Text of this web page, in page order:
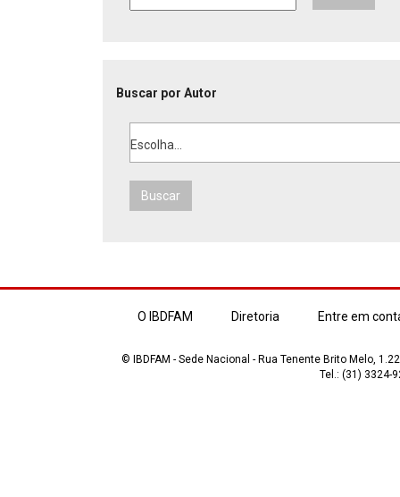
Buscar por Autor
Escolha...
Buscar
O IBDFAM Diretoria Entre em
© IBDFAM - Sede Nacional - Rua Tenente Brito Melo,
Tel.: (31) 3324-